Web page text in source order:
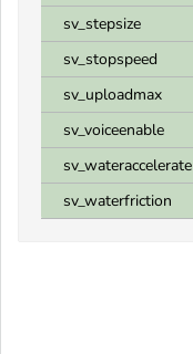
sv_stepsize
sv_stopspeed
sv_uploadmax
sv_voiceenable
sv_wateraccelerate
sv_waterfriction